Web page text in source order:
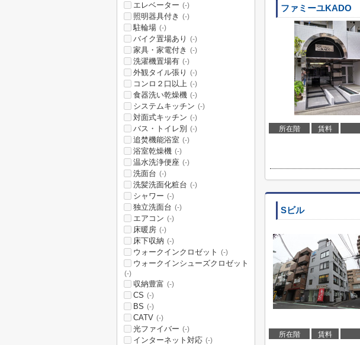
ファミーユKADO
所在階 賃料
Sビル
所在階 賃料
エレベーター (-)
照明器具付き (-)
駐輪場 (-)
バイク置場あり (-)
家具・家電付き (-)
洗濯機置場有 (-)
外観タイル張り (-)
コンロ２口以上 (-)
食器洗い乾燥機 (-)
システムキッチン (-)
対面式キッチン (-)
バス・トイレ別 (-)
追焚機能浴室 (-)
浴室乾燥機 (-)
温水洗浄便座 (-)
洗面台 (-)
洗髪洗面化粧台 (-)
シャワー (-)
独立洗面台 (-)
エアコン (-)
床暖房 (-)
床下収納 (-)
ウォークインクロゼット (-)
ウォークインシューズクロゼット
(-)
収納豊富 (-)
CS (-)
BS (-)
CATV (-)
光ファイバー (-)
インターネット対応 (-)